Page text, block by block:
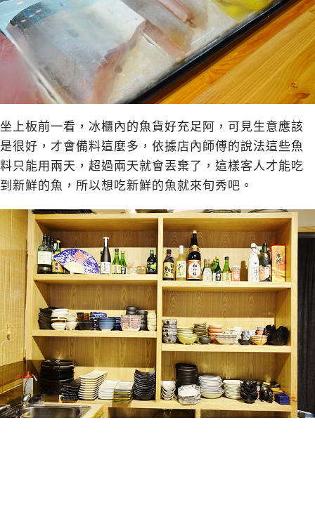
坐上板前一看，冰櫃內的魚貨好充足阿，可見生意應該
是很好，才會備料這麼多，依據店內師傅的說法這些魚
料只能用兩天，超過兩天就會丟棄了，這樣客人才能吃
到新鮮的魚，所以想吃新鮮的魚就來旬秀吧。